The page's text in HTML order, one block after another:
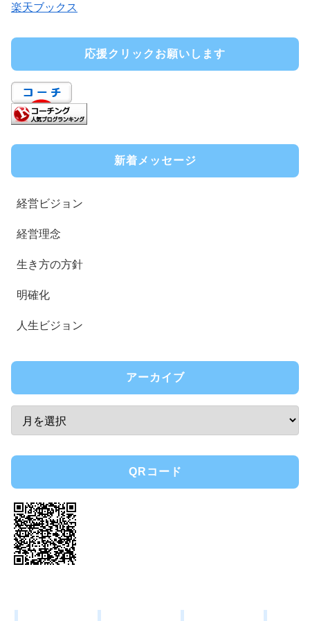
楽天ブックス
応援クリックお願いします
新着メッセージ
経営ビジョン
経営理念
生き方の方針
明確化
人生ビジョン
アーカイブ
QRコード